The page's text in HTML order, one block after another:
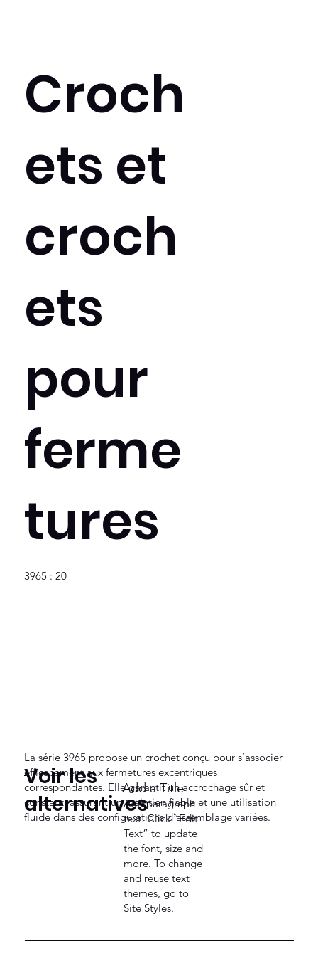
Croch
ets et
croch
ets
pour
ferme
tures
3965 : 20
La série 3965 propose un crochet conçu pour s’associer
efficacement aux fermetures excentriques
correspondantes. Elle garantit un accrochage sûr et
constant, assurant un maintien fiable et une utilisation
fluide dans des configurations d’assemblage variées.
Voir les
alternativesAdd paragraph
text. Click “Edit
Text” to update
the font, size and
more. To change
and reuse text
themes, go to
Site Styles.
Add a Title